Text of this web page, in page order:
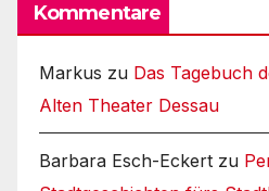
Kommentare
Markus zu Das Tagebuch
Alten Theater Dessau
Barbara Esch-Eckert zu